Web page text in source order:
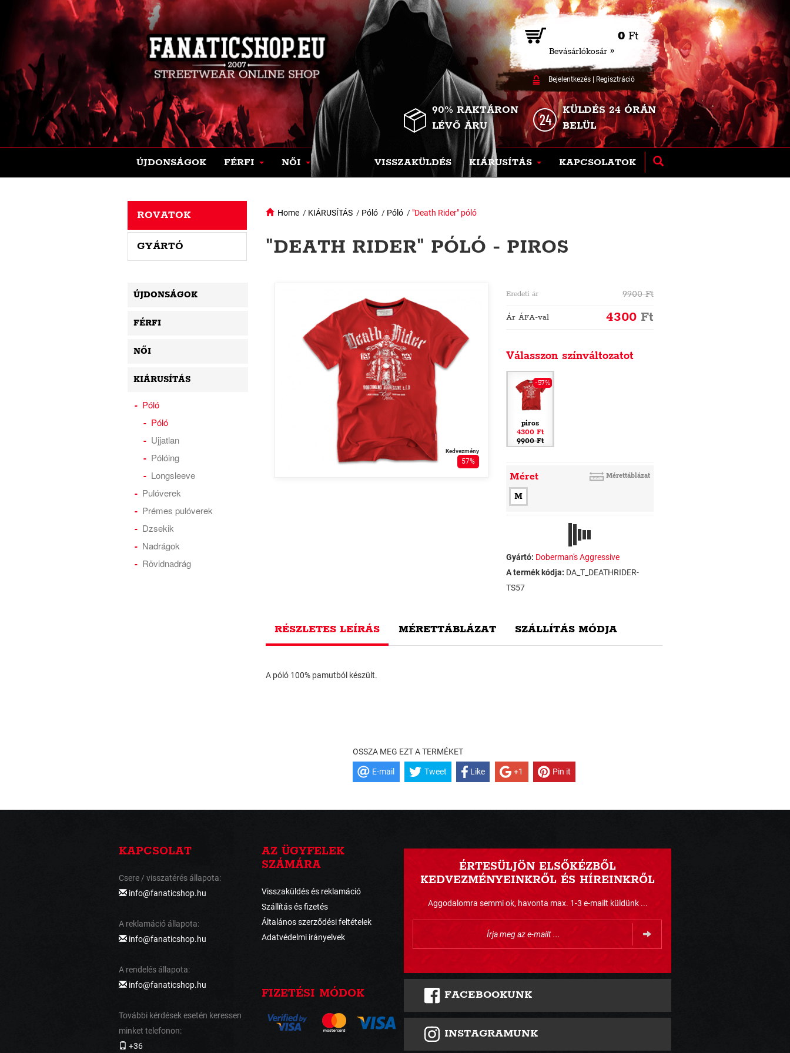
0 Ft
Bevásárlókosár »
Bejelentkezés| Regisztráció
90% RAKTÁRON
LÉVŐ ÁRU
KÜLDÉS 24 ÓRÁN
BELÜL
ÚJDONSÁGOK FÉRFI NŐI VISSZAKÜLDÉS KIÁRUSÍTÁS KAPCSOLATOK
Home / KIÁRUSÍTÁS / Póló / Póló / "Death Rider" póló
"DEATH RIDER" PÓLÓ - PIROS
Kedvezmény
57%
Eredeti ár 9900Ft
Ár ÁFA-val 4300 Ft
Válasszon színváltozatot
-57%
piros
4300 Ft
9900 Ft
Méret Mérettáblázat
M
Gyártó: Doberman's Aggressive
A termék kódja: DA_T_DEATHRIDER-
TS57
RÉSZLETES LEÍRÁS MÉRETTÁBLÁZAT SZÁLLÍTÁS MÓDJA
A póló 100% pamutból készült.
OSSZA MEG EZT A TERMÉKET
E-mail Tweet Like +1 Pin it
ROVATOK
GYÁRTÓ
ÚJDONSÁGOK
FÉRFI
NŐI
KIÁRUSÍTÁS
Póló
Póló
Ujjatlan
Pólóing
Longsleeve
Pulóverek
Prémes pulóverek
Dzsekik
Nadrágok
Rövidnadrág
KAPCSOLAT
Csere / visszatérés állapota:
info@fanaticshop.hu
A reklamáció állapota:
info@fanaticshop.hu
A rendelés állapota:
info@fanaticshop.hu
További kérdések esetén keressen
minket telefonon:
+36
AZ ÜGYFELEK
SZÁMÁRA
Visszaküldés és reklamáció
Szállítás és fizetés
Általános szerződési feltételek
Adatvédelmi irányelvek
FIZETÉSI MÓDOK
ÉRTESÜLJÖN ELSŐKÉZBŐL
KEDVEZMÉNYEINKRŐL ÉS HÍREINKRŐL
Aggodalomra semmi ok, havonta max. 1-3 e-mailt küldünk ...
FACEBOOKUNK
INSTAGRAMUNK